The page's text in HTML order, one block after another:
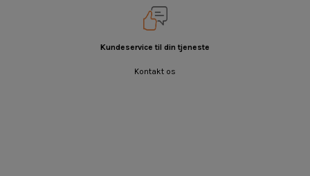
Kundeservice til din tjeneste
Kontakt os